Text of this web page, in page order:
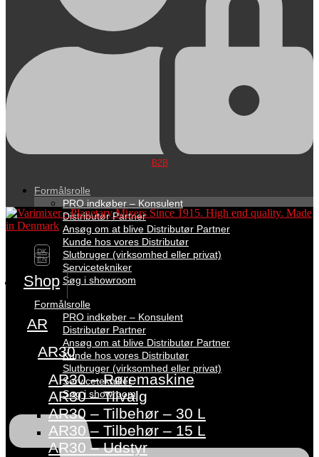
B2B
Formålsrolle
PRO indkøber – Konsulent
Distributør Partner
Ansøg om at blive Distributør Partner
Kunde hos vores Distributør
Slutbruger (virksomhed eller privat)
Servicetekniker
Søg i showroom
Formålsrolle
PRO indkøber – Konsulent
Distributør Partner
Ansøg om at blive Distributør Partner
Kunde hos vores Distributør
Slutbruger (virksomhed eller privat)
Servicetekniker
Søg i showroom
DK
EN
Shop
AR
AR30
AR30 – Røremaskine
AR30 – Tilvalg
AR30 – Tilbehør – 30 L
AR30 – Tilbehør – 15 L
AR30 – Udstyr